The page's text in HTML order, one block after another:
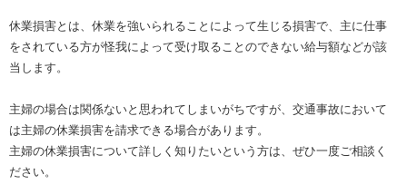
休業損害とは、休業を強いられることによって生じる損害で、主に仕事
をされている方が怪我によって受け取ることのできない給与額などが該
当します。
主婦の場合は関係ないと思われてしまいがちですが、交通事故において
は主婦の休業損害を請求できる場合があります。
主婦の休業損害について詳しく知りたいという方は、ぜひ一度ご相談く
ださい。